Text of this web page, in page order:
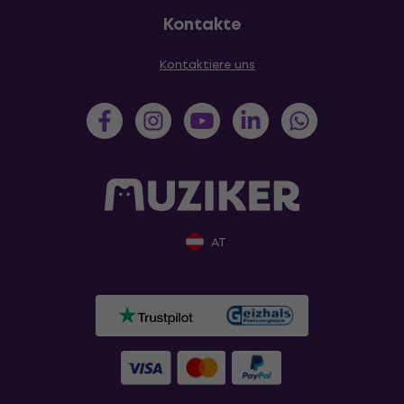
Kontakte
Kontaktiere uns
AT